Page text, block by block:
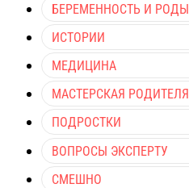
БЕРЕМЕННОСТЬ И РОДЫ
ИСТОРИИ
МЕДИЦИНА
МАСТЕРСКАЯ РОДИТЕЛЯ
ПОДРОСТКИ
ВОПРОСЫ ЭКСПЕРТУ
СМЕШНО